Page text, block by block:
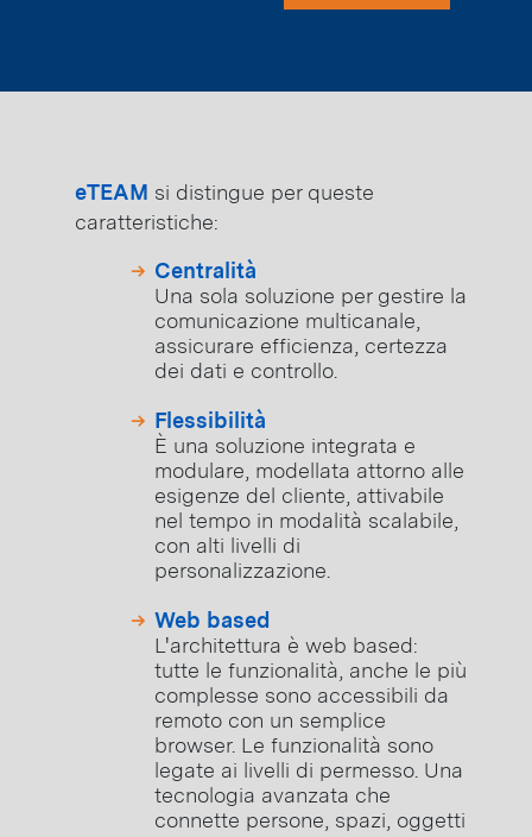
eTEAM si distingue per queste
caratteristiche:
Centralità
Una sola soluzione per gestire la
comunicazione multicanale,
assicurare efficienza, certezza
dei dati e controllo.
Flessibilità
È una soluzione integrata e
modulare, modellata attorno alle
esigenze del cliente, attivabile
nel tempo in modalità scalabile,
con alti livelli di
personalizzazione.
Web based
L'architettura è web based:
tutte le funzionalità, anche le più
complesse sono accessibili da
remoto con un semplice
browser. Le funzionalità sono
legate ai livelli di permesso. Una
tecnologia avanzata che
connette persone, spazi, oggetti